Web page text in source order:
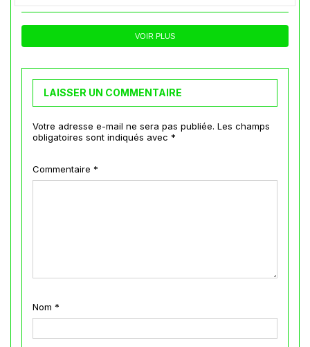
VOIR PLUS
LAISSER UN COMMENTAIRE
Votre adresse e-mail ne sera pas publiée. Les champs
obligatoires sont indiqués avec *
Commentaire *
Nom *